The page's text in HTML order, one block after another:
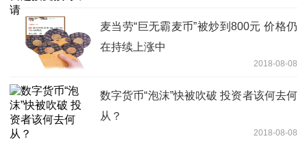
麦当劳“巨无霸麦币”被炒到800元 价格仍
在持续上涨中
2018-08-08
数字货币“泡沫”快被吹破 投资者该何去何
从？
2018-08-08